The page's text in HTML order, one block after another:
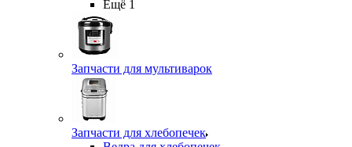
Ещё 1
Запчасти для мультиварок
Запчасти для хлебопечек